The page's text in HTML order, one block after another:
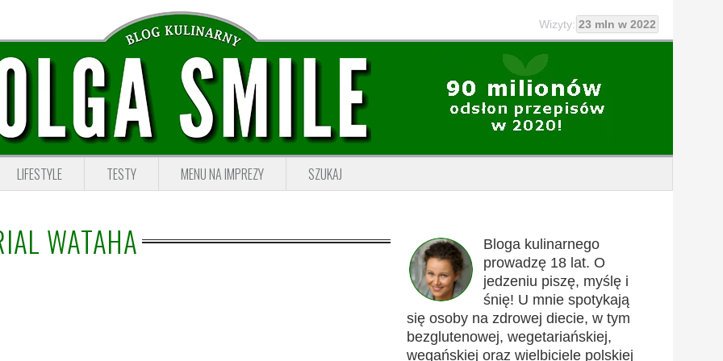
Wizyty: 23 mln w 2022
LIFESTYLE TESTY MENU NA IMPREZY SZUKAJ
WATAHA
Bloga kulinarnego
prowadzę 18 lat. O
jedzeniu piszę, myślę i
śnię! U mnie spotykają
się osoby na zdrowej diecie, w tym
bezglutenowej, wegetariańskiej,
wegańskiej oraz wielbiciele polskiej